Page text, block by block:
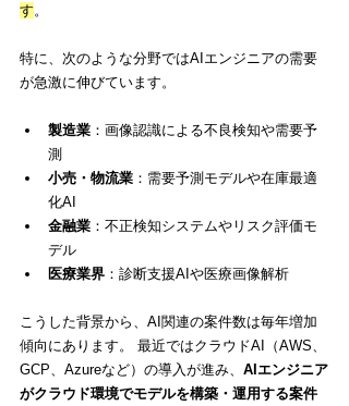
す 。
特に、次のような分野ではAIエンジニアの需要
が急激に伸びています。
製造業 ：画像認識による不良検知や需要予
測
小売・物流業 ：需要予測モデルや在庫最適
化AI
金融業 ：不正検知システムやリスク評価モ
デル
医療業界 ：診断支援AIや医療画像解析
こうした背景から、AI関連の案件数は毎年増加
傾向にあります。 最近ではクラウドAI（AWS、
GCP、Azureなど）の導入が進み、 AIエンジニア
がクラウド環境でモデルを構築・運用する案件